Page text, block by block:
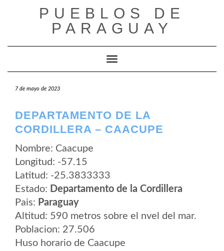
PUEBLOS DE
PARAGUAY
Cambiar modo de navegación
7 de mayo de 2023
DEPARTAMENTO DE LA
CORDILLERA – CAACUPE
Nombre: Caacupe
Longitud: -57.15
Latitud: -25.3833333
Estado: Departamento de la Cordillera
Pais: Paraguay
Altitud: 590 metros sobre el nvel del mar.
Poblacion: 27.506
Huso horario de Caacupe